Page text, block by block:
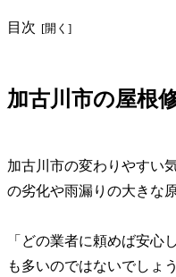
目次
加古川市の屋根
加古川市の変わりやすい
の劣化や雨漏りの大きな
「どの業者に頼めば安
も多いのではないでしょう